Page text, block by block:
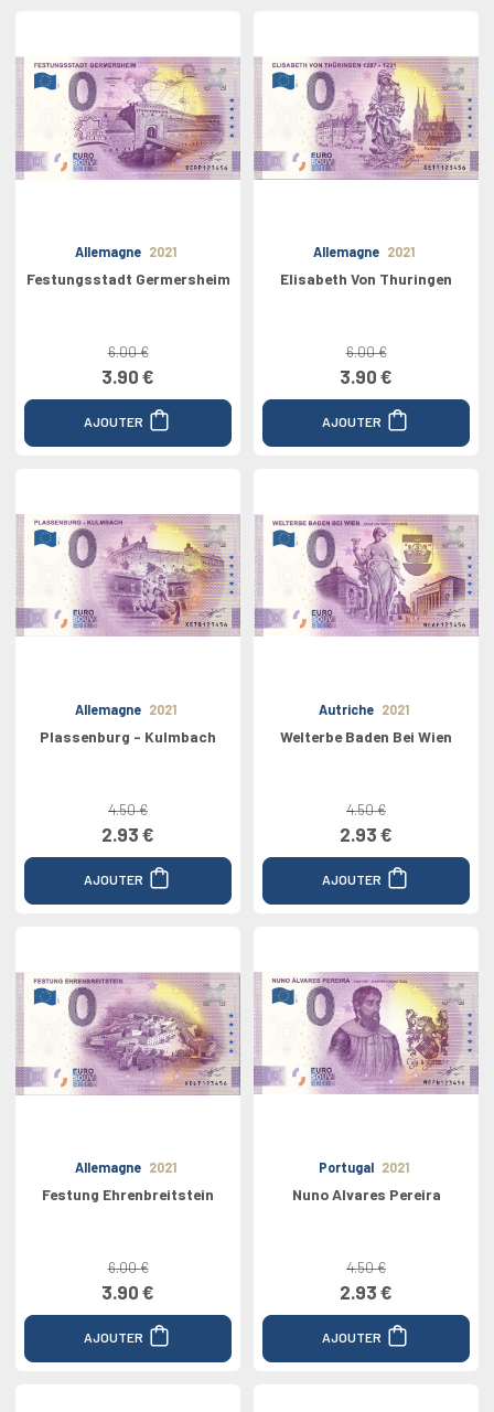
Allemagne 2021
Festungsstadt Germersheim
6.00 €
3.90 €
AJOUTER
Allemagne 2021
Elisabeth Von Thuringen
6.00 €
3.90 €
AJOUTER
Allemagne 2021
Plassenburg - Kulmbach
4.50 €
2.93 €
AJOUTER
Autriche 2021
Welterbe Baden Bei Wien
4.50 €
2.93 €
AJOUTER
Allemagne 2021
Festung Ehrenbreitstein
6.00 €
3.90 €
AJOUTER
Portugal 2021
Nuno Alvares Pereira
4.50 €
2.93 €
AJOUTER